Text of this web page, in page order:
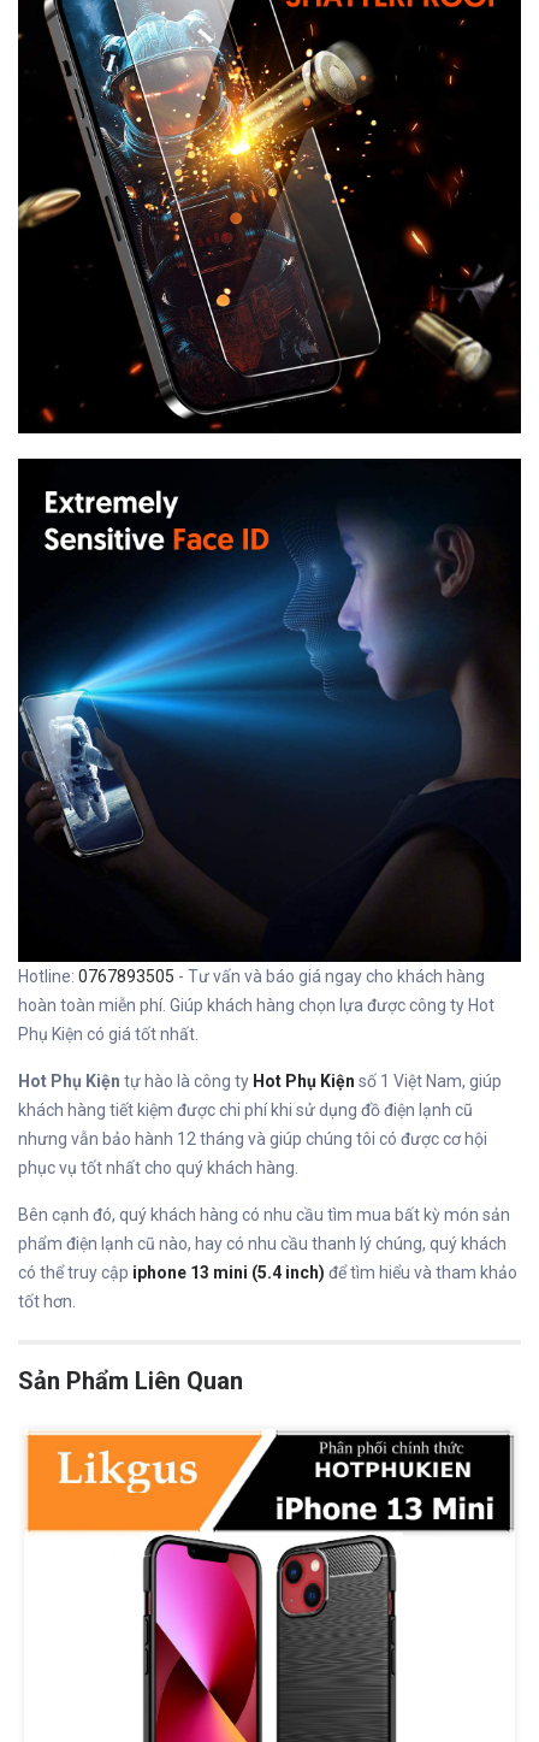
Hotline: 0767893505 - Tư vấn và báo giá ngay cho khách hàng
hoàn toàn miễn phí. Giúp khách hàng chọn lựa được công ty Hot
Phụ Kiện có giá tốt nhất.
Hot Phụ Kiện tự hào là công ty Hot Phụ Kiện số 1 Việt Nam, giúp
khách hàng tiết kiệm được chi phí khi sử dụng đồ điện lạnh cũ
nhưng vẫn bảo hành 12 tháng và giúp chúng tôi có được cơ hội
phục vụ tốt nhất cho quý khách hàng.
Bên cạnh đó, quý khách hàng có nhu cầu tìm mua bất kỳ món sản
phẩm điện lạnh cũ nào, hay có nhu cầu thanh lý chúng, quý khách
có thể truy cập iphone 13 mini (5.4 inch) để tìm hiểu và tham khảo
tốt hơn.
Sản Phẩm Liên Quan